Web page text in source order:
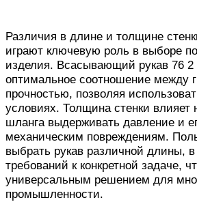
Различия в длине и толщине
играют ключевую роль в выборе
изделия. Всасывающий рукав 76 2
оптимальное соотношение между
прочностью, позволяя
условиях. Толщина стенки влияет
шланга выдерживать давление и
механическим повреждениям.
выбрать рукав различной длины,
требований к конкретной задаче,
универсальным решением для
промышленности.